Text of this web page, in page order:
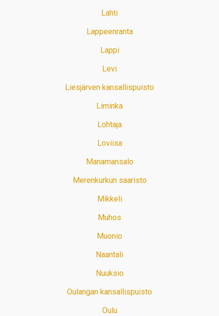
Lahti
Lappeenranta
Lappi
Levi
Liesjärven kansallispuisto
Liminka
Lohtaja
Loviisa
Manamansalo
Merenkurkun saaristo
Mikkeli
Muhos
Muonio
Naantali
Nuuksio
Oulangan kansallispuisto
Oulu